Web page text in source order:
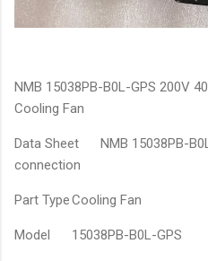
NMB 15038PB-B0L-GPS 200V
Cooling Fan
Data Sheet
NMB 15038PB-
connection
Part TypeCooling Fan
Model 15038PB-B0L-GPS